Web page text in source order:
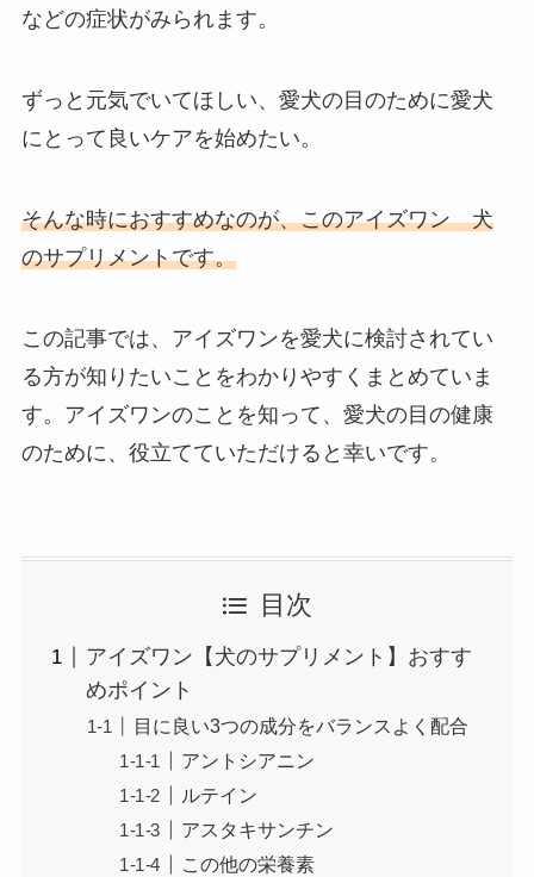
などの症状がみられます。
ずっと元気でいてほしい、愛犬の目のために愛犬
にとって良いケアを始めたい。
そんな時におすすめなのが、このアイズワン 犬
のサプリメントです。
この記事では、アイズワンを愛犬に検討されてい
る方が知りたいことをわかりやすくまとめていま
す。アイズワンのことを知って、愛犬の目の健康
のために、役立てていただけると幸いです。
目次
アイズワン【犬のサプリメント】おすす
めポイント
目に良い3つの成分をバランスよく配合
アントシアニン
ルテイン
アスタキサンチン
この他の栄養素